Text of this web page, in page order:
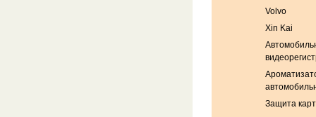
Volvo
Xin Kai
Защита